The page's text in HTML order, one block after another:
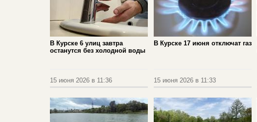
В Курске 6 улиц завтра
останутся без холодной воды
15 июня 2026 в 11:36
В Курске 17 июня отключат газ
15 июня 2026 в 11:33